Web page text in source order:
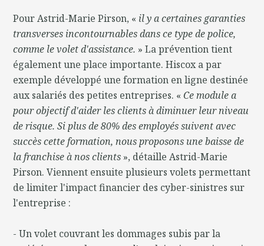
Pour Astrid-Marie Pirson, « il y a certaines garanties
transverses incontournables dans ce type de police,
comme le volet d'assistance. » La prévention tient
également une place importante. Hiscox a par
exemple développé une formation en ligne destinée
aux salariés des petites entreprises. «Ce module a
pour objectif d'aider les clients à diminuer leur niveau
de risque. Si plus de 80% des employés suivent avec
succès cette formation, nous proposons une baisse de
la franchise à nos clients », détaille Astrid-Marie
Pirson. Viennent ensuite plusieurs volets permettant
de limiter l'impact financier des cyber-sinistres sur
l'entreprise :
- Un volet couvrant les dommages subis par la